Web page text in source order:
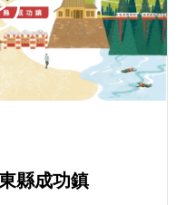
縣成功鎮